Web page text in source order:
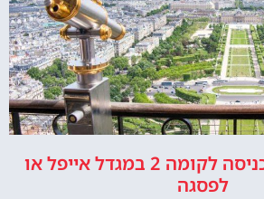
רכישת כרטיסי כניסה לקומה 2 במגדל אייפל או
לפסגה